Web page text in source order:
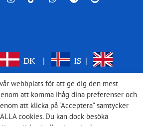
DK IS
webbplats för att ge dig den mest
att komma ihåg dina preferenser och
att klicka på "Acceptera" samtycker
cookies. Du kan dock besöka